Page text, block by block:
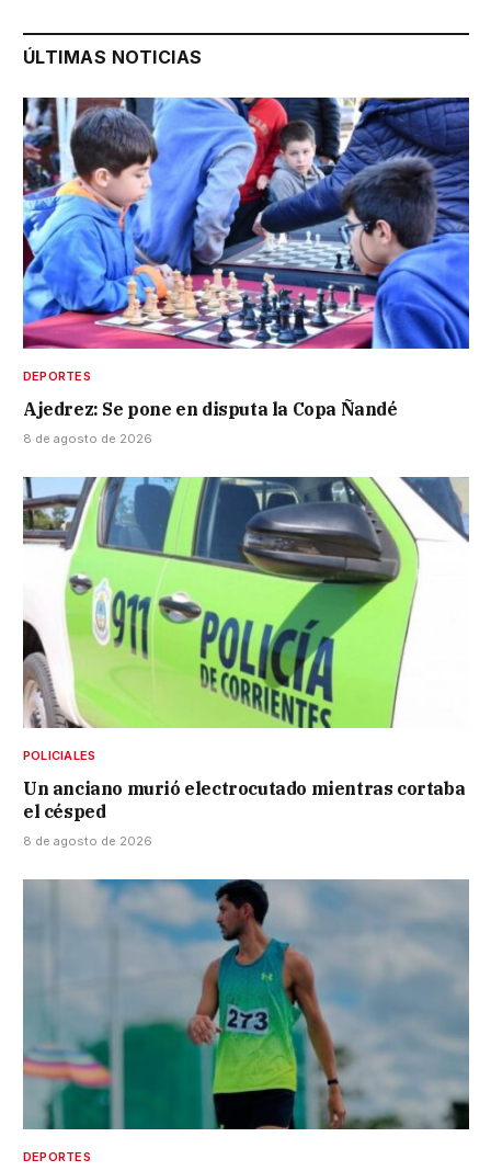
ÚLTIMAS NOTICIAS
DEPORTES
Ajedrez: Se pone en disputa la Copa Ñandé
8 de agosto de 2026
POLICIALES
Un anciano murió electrocutado mientras cortaba
el césped
8 de agosto de 2026
DEPORTES